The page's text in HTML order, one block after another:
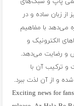
زبان ساده و در
می‌دهد با مفاهیم
الکترونیک و
و رضایت می‌دهد.
و ترکیب آن با
و از آن لذت ببرد.
Exciting news for